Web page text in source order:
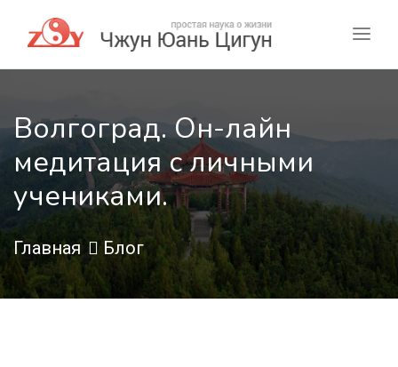
Волгоград. Он-лайн
медитация с личными
учениками.
Главная Блог